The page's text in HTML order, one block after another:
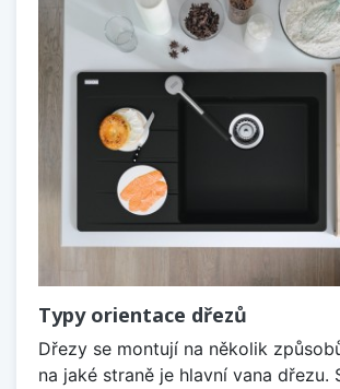
Typy orientace dřezů
Dřezy se montují na několik
na jaké straně je hlavní vana dřezu.